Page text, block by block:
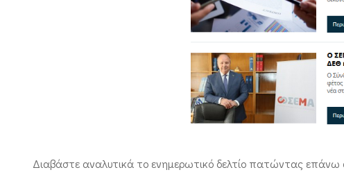
Διαβάστε αναλυτικά το ενημερωτικό δελτίο πατώντας επάνω